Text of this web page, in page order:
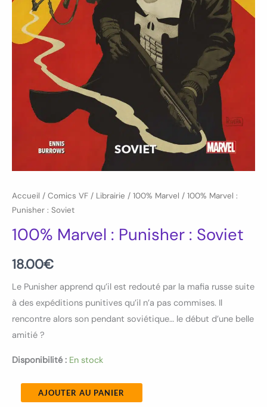
Accueil / Comics VF / Librairie / 100% Marvel / 100% Marvel :
Punisher : Soviet
100% Marvel : Punisher : Soviet
18.00€
Le Punisher apprend qu’il est redouté par la mafia russe suite
à des expéditions punitives qu’il n’a pas commises. Il
rencontre alors son pendant soviétique… le début d’une belle
amitié ?
Disponibilité : En stock
AJOUTER AU PANIER